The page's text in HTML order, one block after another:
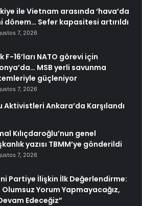
ile Vietnam arasında ‘hava’da
dönem… Sefer kapasitesi artırıldı
7, 2026
F-16’ları NATO görevi için
MSB yerli savunma
güçleniyor
7, 2026
Aktivistleri Ankara’da Karşılandı
Kılıçdaroğlu’nun genel
yazısı TBMM’ye gönderildi
7, 2026
Partiye İlişkin İlk Değerlendirme:
Olumsuz Yorum Yapmayacağız,
Edeceğiz”